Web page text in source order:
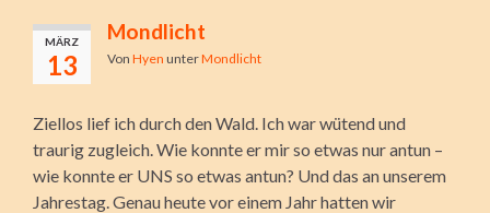
MÄRZ
13
Mondlicht
Von Hyen unterMondlicht
Ziellos lief ich durch den Wald. Ich war wütend und
traurig zugleich. Wie konnte er mir so etwas nur antun –
wie konnte er UNS so etwas antun? Und das an unserem
Jahrestag. Genau heute vor einem Jahr hatten wir